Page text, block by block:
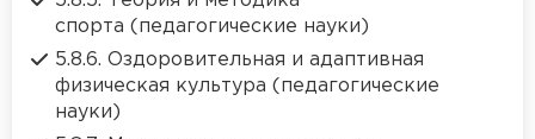
спорта (педагогические науки)
5.8.6. Оздоровительная и адаптивная
физическая культура (педагогические
науки)